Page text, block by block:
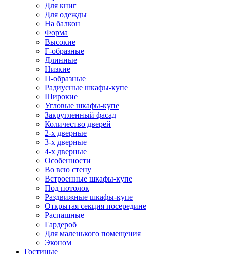
Для книг
Для одежды
На балкон
Форма
Высокие
Г-образные
Длинные
Низкие
П-образные
Радиусные шкафы-купе
Широкие
Угловые шкафы-купе
Закругленный фасад
Количество дверей
2-х дверные
3-х дверные
4-х дверные
Особенности
Во всю стену
Встроенные шкафы-купе
Под потолок
Раздвижные шкафы-купе
Открытая секция посередине
Распашные
Гардероб
Для маленького помещения
Эконом
Гостиные